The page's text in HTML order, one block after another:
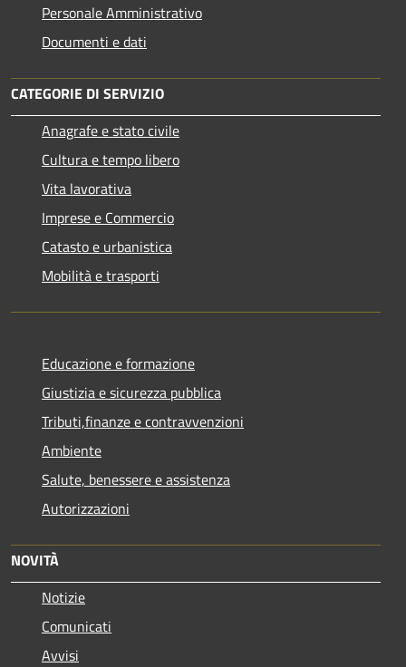
Personale Amministrativo
Documenti e dati
CATEGORIE DI SERVIZIO
Anagrafe e stato civile
Cultura e tempo libero
Vita lavorativa
Imprese e Commercio
Catasto e urbanistica
Mobilità e trasporti
Educazione e formazione
Giustizia e sicurezza pubblica
Tributi,finanze e contravvenzioni
Ambiente
Salute, benessere e assistenza
Autorizzazioni
NOVITÀ
Notizie
Comunicati
Avvisi